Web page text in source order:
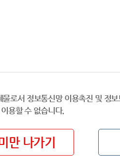
로서 정보통신망 이용촉진 및 정
용할 수 없습니다.
만 나가기